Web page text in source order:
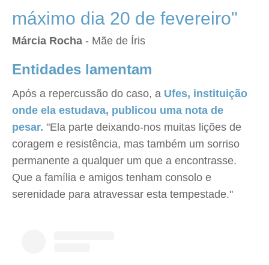
máximo dia 20 de fevereiro"
Márcia Rocha - Mãe de Íris
Entidades lamentam
Após a repercussão do caso, a Ufes, instituição
onde ela estudava, publicou uma nota de
pesar. "Ela parte deixando-nos muitas lições de
coragem e resistência, mas também um sorriso
permanente a qualquer um que a encontrasse.
Que a família e amigos tenham consolo e
serenidade para atravessar esta tempestade."